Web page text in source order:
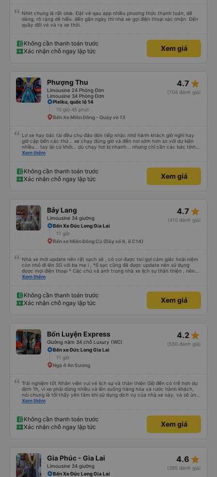
Nhìn chung là rất okie. Đặt vé qau app nhiều phương thức thanh toán, dễ
dàng, rõ ràng dễ hiểu. đến gần ngày thì nhà xe gọi điện thoại xác nhận. Đến
quầy đổi vé và ra xe thôi.
Không cần thanh toán trước
Xác nhận chỗ ngay lập tức
Xem giá
Phượng Thu
Limousine 24 Phòng Đơn
Limousine 34 Phòng Đơn
4.7 star_rate
(704 đánh giá)
Pleiku, quốc lộ 14
10 giờ 45 phút
Bến Xe Miền Đông - Quầy vé 13
Lơ xe hay bác tài đều chu đáo đón tiếp nhắc nhở hành khách giờ nghỉ hay
giờ cập bến các thứ... xe chạy đúng giờ và đến nơi sớm hơn so với dự kiến
nhiều... tay lái cừ khôi... dù chạy hơi bị nhanh... nhưng chỉ cần các bác tỉnh
táo sức khoẻ đầy đủ và tay lái cứng cáp là được. Tiện nghi rất sạch sẽ và
máy chạy lâu. Thích hợp và tiện nghi cho ai có nhu cầu từ tphcm (bến xe
miền đông) lên Măng Đen chơi nhé!
Xem thêm
Không cần thanh toán trước
Xác nhận chỗ ngay lập tức
Xem giá
Bảy Lang
Limousine 34 giường
4.7 star_rate
(410 đánh giá)
Bến Xe Đức Long Gia Lai
11 giờ
Bến xe Miền Đông Cũ (Dãy số 6, ô C14)
Nhà xe mới update nên rất sạch sẽ , có coi được tivi gợi cảm giác hoài niệm
còn nhỏ đi lên SG với ba mẹ í , *ổ sạc cũng đã được update nên sử dụng
được mọi điện thoại * Các chú và anh trong nhà xe lịch sự thân thiện , nên
các bạn yên tâm , giá còn phù hợp nữa nói chung oki la ngen , ai có nhu cầu
Xem thêm
Không cần thanh toán trước
Xác nhận chỗ ngay lập tức
Xem giá
Bốn Luyện Express
Giường nằm 34 chỗ Luxury (WC)
4.2 star_rate
(550 đánh giá)
Bến xe Đức Long Gia Lai
11 giờ
Ngã 4 An Sương
Trải nghiệm tốt Nhân viên vui vẻ lịch sự và thân thiện Giờ đến có trễ hơn dự
định 1h, vì xe phải dừng nhiều và lên xuống hàng hóa và rước hành khách,
nói chung là tối thấy yên tâm khi sử dụng dịch vụ của nhà xe này, và sẽ ủng
hộ và giới thiệu cho người thân sử dụng dịch vụ của nhà xe này
Xem thêm
Không cần thanh toán trước
Xác nhận chỗ ngay lập tức
Xem giá
Gia Phúc - Gia Lai
Limousine 34 giường
4.6 star_rate
(395 đánh giá)
Bến Xe Đức Long Gia Lai